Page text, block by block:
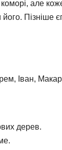
але
Іван,
дерев.